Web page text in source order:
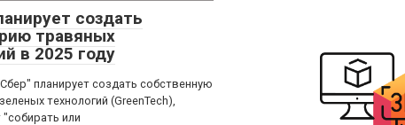
создать
травяных
в 2025 году
планирует создать собственную
технологий (GreenTech),
или